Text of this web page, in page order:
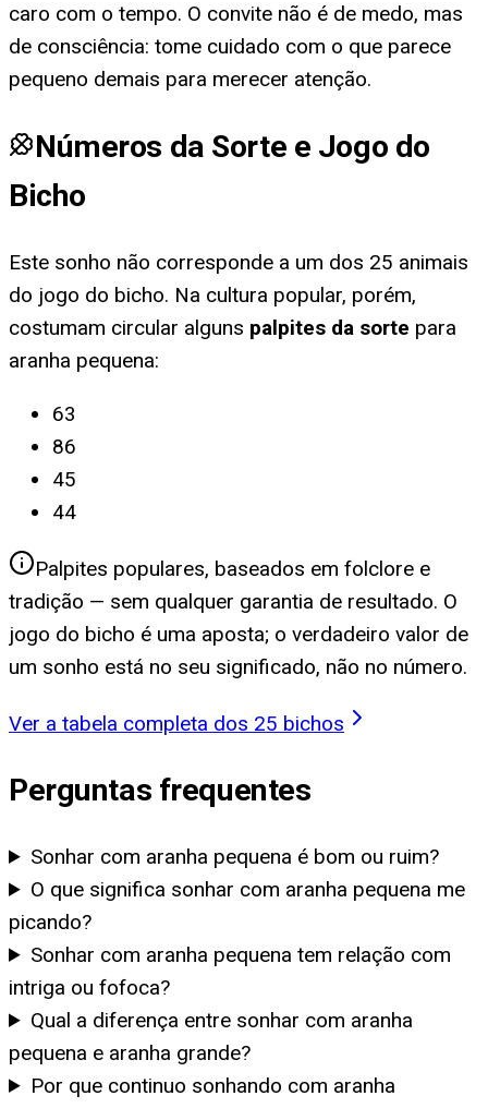
caro com o tempo. O convite não é de medo, mas
de consciência: tome cuidado com o que parece
pequeno demais para merecer atenção.
Números da Sorte e Jogo do
Bicho
Este sonho não corresponde a um dos 25 animais
do jogo do bicho. Na cultura popular, porém,
costumam circular alguns palpites da sorte para
aranha pequena:
63
86
45
44
Palpites populares, baseados em folclore e
tradição — sem qualquer garantia de resultado. O
jogo do bicho é uma aposta; o verdadeiro valor de
um sonho está no seu significado, não no número.
Ver a tabela completa dos 25 bichos
Perguntas frequentes
Sonhar com aranha pequena é bom ou ruim?
O que significa sonhar com aranha pequena me
picando?
Sonhar com aranha pequena tem relação com
intriga ou fofoca?
Qual a diferença entre sonhar com aranha
pequena e aranha grande?
Por que continuo sonhando com aranha